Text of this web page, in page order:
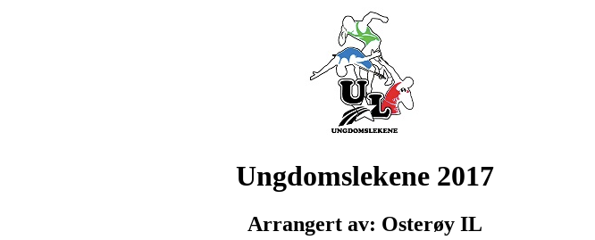
Ungdomslekene 2017
Arrangert av: Osterøy IL